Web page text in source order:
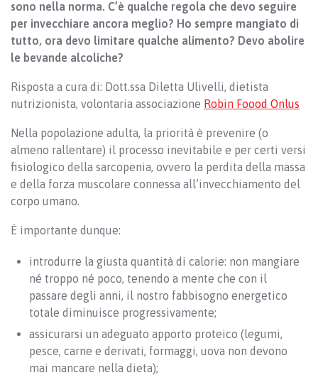
sono nella norma. C’è qualche regola che devo seguire
per invecchiare ancora meglio? Ho sempre mangiato di
tutto, ora devo limitare qualche alimento? Devo abolire
le bevande alcoliche?
Risposta a cura di: Dott.ssa Diletta Ulivelli, dietista
nutrizionista, volontaria associazione Robin Foood Onlus
Nella popolazione adulta, la priorità è prevenire (o
almeno rallentare) il processo inevitabile e per certi versi
fisiologico della sarcopenia, ovvero la perdita della massa
e della forza muscolare connessa all’invecchiamento del
corpo umano.
È importante dunque:
introdurre la giusta quantità di calorie: non mangiare
né troppo né poco, tenendo a mente che con il
passare degli anni, il nostro fabbisogno energetico
totale diminuisce progressivamente;
assicurarsi un adeguato apporto proteico (legumi,
pesce, carne e derivati, formaggi, uova non devono
mai mancare nella dieta);